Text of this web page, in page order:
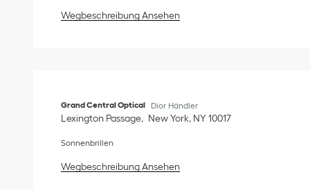
Wegbeschreibung Ansehen
Link Opens in New Tab
Grand Central Optical Dior Händler
Lexington Passage New York, NY10017
Sonnenbrillen
Wegbeschreibung Ansehen
Link Opens in New Tab